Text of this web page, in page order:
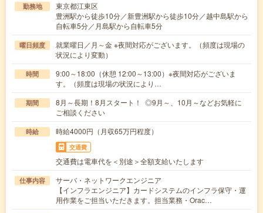
勤務地
東京都江東区
豊洲駅から徒歩10分／新豊洲駅から徒歩10分／越中島駅から
自転車5分／月島駅から自転車5分
曜日頻度
就業曜日／月～金 ※夜間対応がございます。（頻度は現場の
状況により変動）
時間
9:00～18:00（休憩 12:00～13:00）※夜間対応がございま
す。（頻度は現場の状況により…
期間
8月～長期！8月スタート！ ◎9月～、10月～などお気軽に
ご相談ください
時給 時給4000円（月収65万円程度）
交通費
交通費は電車代を＜別途＞全額支給いたします
仕事内容
サーバ・ネットワークエンジニア
【インフラエンジニア】カードシステムのインフラ保守・運
用作業をご担当いただきます。担当業務・Orac…